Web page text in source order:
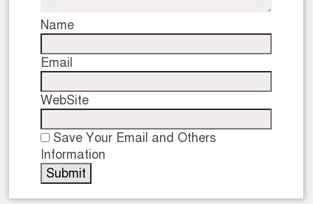
Name
Email
WebSite
Save Your Email and Others
Information